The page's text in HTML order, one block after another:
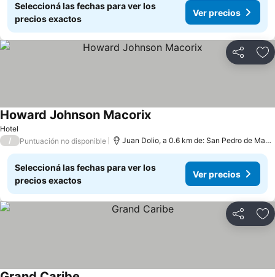
Seleccioná las fechas para ver los
precios exactos
Ver precios
Compartir
Hotel
Howard Johnson Macorix
/ Puntuación no disponible Juan Dolio, a 0.6 km de: San Pedro de Macoris
Seleccioná las fechas para ver los
precios exactos
Ver precios
Compartir